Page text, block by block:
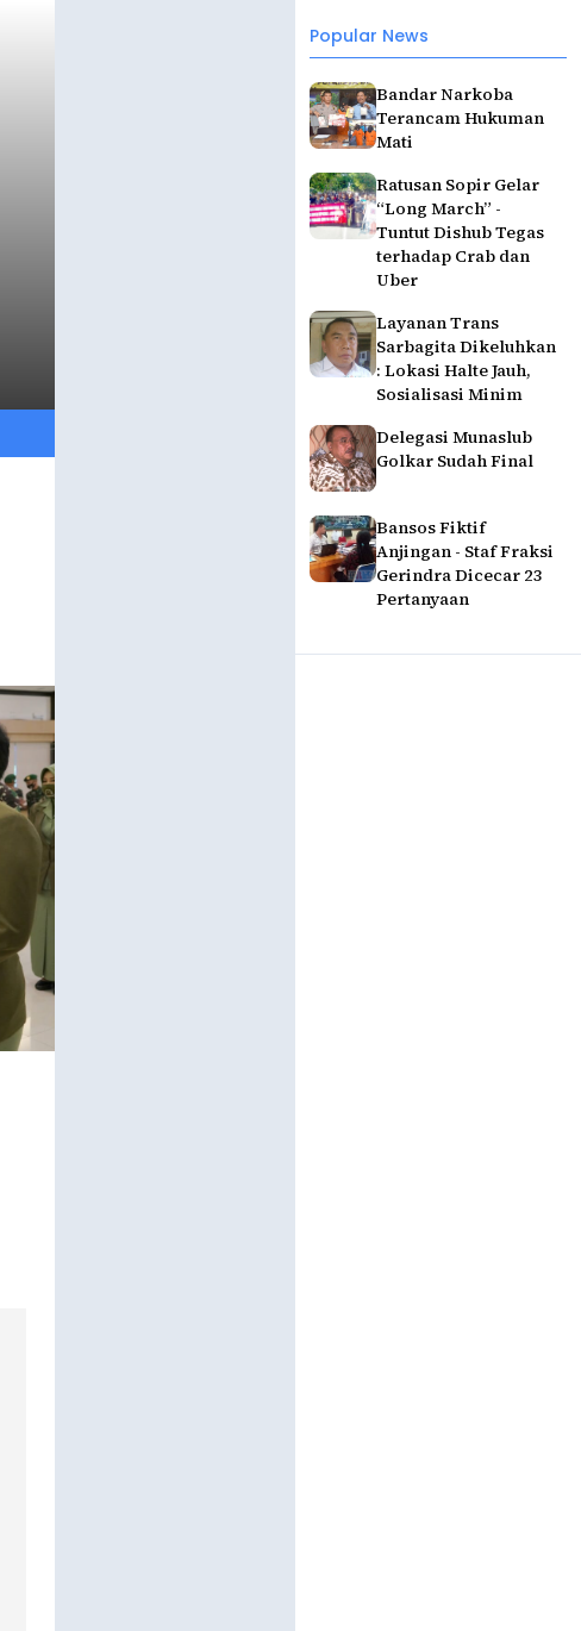
Popular News
Bandar Narkoba
Terancam Hukuman
Mati
Ratusan Sopir Gelar
“Long March” -
Tuntut Dishub Tegas
terhadap Crab dan
Uber
Layanan Trans
Sarbagita Dikeluhkan
: Lokasi Halte Jauh,
Sosialisasi Minim
Delegasi Munaslub
Golkar Sudah Final
Bansos Fiktif
Anjingan - Staf Fraksi
Gerindra Dicecar 23
Pertanyaan